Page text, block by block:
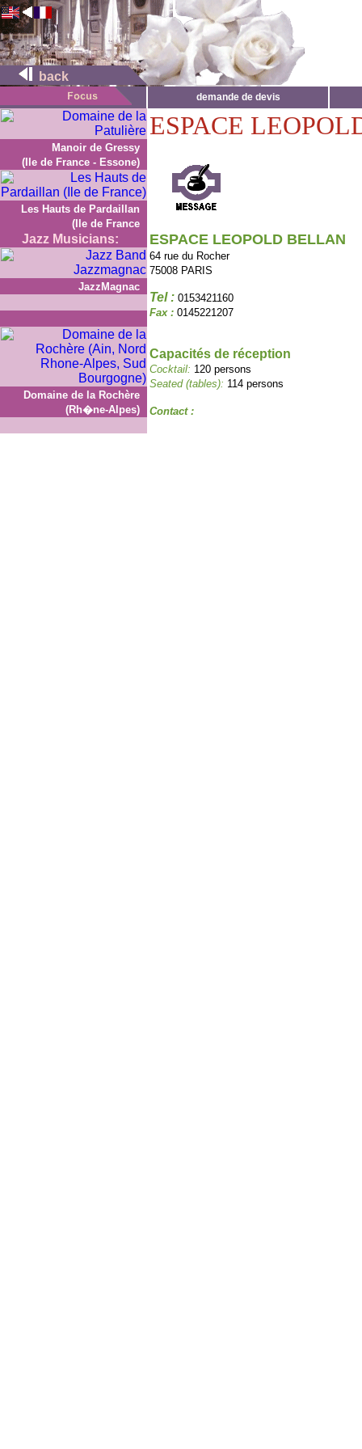
back
demande de devis
Manoir de Gressy
(Ile de France - Essone)
Les Hauts de Pardaillan
(Ile de France
Jazz Musicians:
JazzMagnac
Domaine de la Rochère
(Rh�ne-Alpes)
ESPACE
ESPACE LEOPOLD BELLAN
64 rue du Rocher
75008 PARIS
Tel : 0153421160
Fax : 0145221207
Capacités de réception
Cocktail: 120 persons
Seated (tables): 114 persons
Contact :